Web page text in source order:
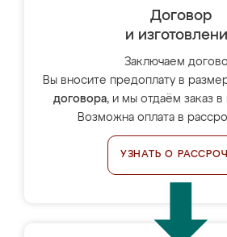
Договор
и
Заключаем
Вы вносите предоплату в
договора, и мы отдаём заказ в
Возможна оплата в
УЗНАТЬ О